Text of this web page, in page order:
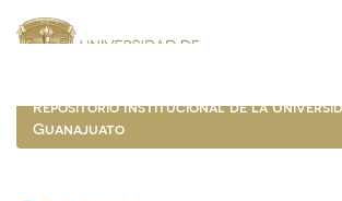
navigation
Repositorio Institucional de la
Guanajuato